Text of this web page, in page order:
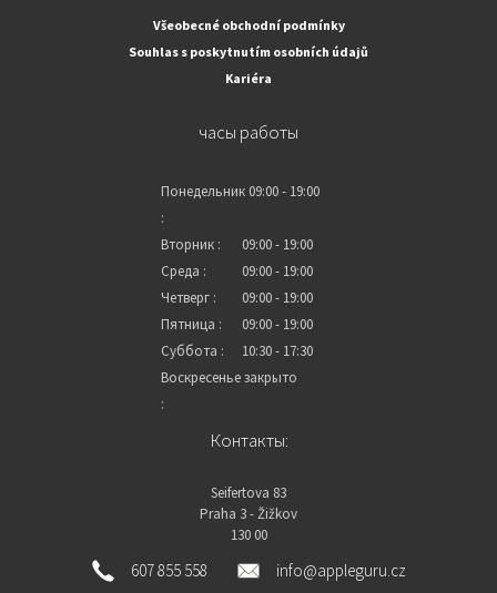
Všeobecné obchodní podmínky
Souhlas s poskytnutím osobních údajů
Kariéra
часы работы
Понедельник
:
09:00 - 19:00
Вторник :
09:00 - 19:00
Среда :
09:00 - 19:00
Четверг :
09:00 - 19:00
Пятница :
09:00 - 19:00
Суббота :
10:30 - 17:30
Воскресенье
:
закрыто
Контакты:
Seifertova 83
Praha 3 - Žižkov
130 00
607 855 558 info@appleguru.cz